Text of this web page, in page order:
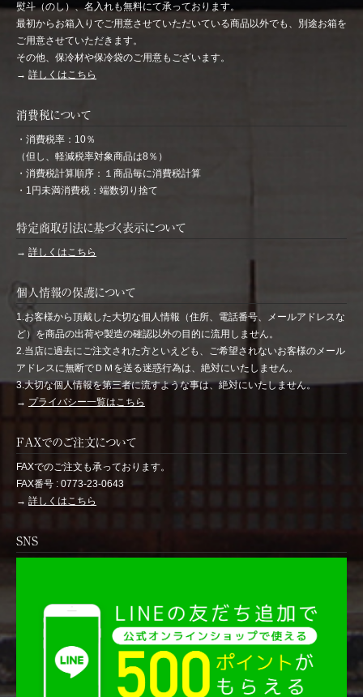
熨斗（のし）、名入れも無料にて承っております。
最初からお箱入りでご用意させていただいている商品以外でも、別途お箱を
ご用意させていただきます。
その他、保冷材や保冷袋のご用意もございます。
→ 詳しくはこちら
消費税について
・消費税率：10％
（但し、軽減税率対象商品は8％）
・消費税計算順序：１商品毎に消費税計算
・1円未満消費税：端数切り捨て
特定商取引法に基づく表示について
→ 詳しくはこちら
個人情報の保護について
1.お客様から頂戴した大切な個人情報（住所、電話番号、メールアドレスな
ど）を商品の出荷や製造の確認以外の目的に流用しません。
2.当店に過去にご注文された方といえども、ご希望されないお客様のメール
アドレスに無断でＤＭを送る迷惑行為は、絶対にいたしません。
3.大切な個人情報を第三者に流すような事は、絶対にいたしません。
→ プライバシー一覧はこちら
FAXでのご注文について
FAXでのご注文も承っております。
FAX番号 : 0773-23-0643
→ 詳しくはこちら
SNS